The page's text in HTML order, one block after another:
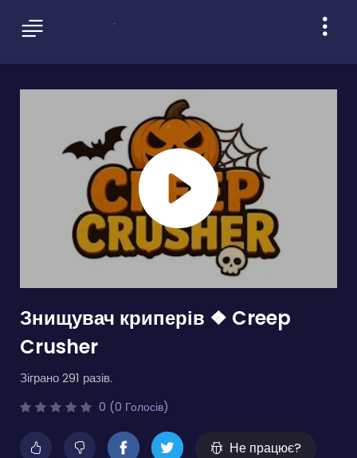
Знищувач криперів ❖ Creep
Crusher
Зіграно 291 разів.
0 (0 Голосів)
Не працює?